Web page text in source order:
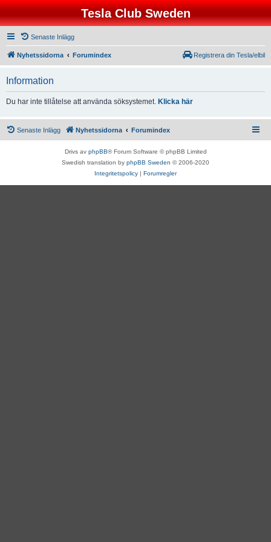
Tesla Club Sweden
Senaste Inlägg
Nyhetssidorna Forumindex Registrera din Tesla/elbil
Information
Du har inte tillåtelse att använda söksystemet. Klicka här
Senaste Inlägg Nyhetssidorna Forumindex
Drivs av phpBB® Forum Software © phpBB Limited
Swedish translation by phpBB Sweden © 2006-2020
Integritetspolicy | Forumregler